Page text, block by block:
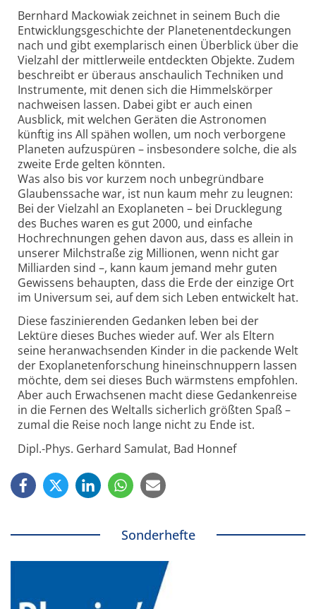
Bernhard Mackowiak zeichnet in seinem Buch die
Entwicklungsgeschichte der Planetenentdeckungen
nach und gibt exemplarisch einen Überblick über die
Vielzahl der mittlerweile entdeckten Objekte. Zudem
beschreibt er überaus anschaulich Techniken und
Instrumente, mit denen sich die Himmelskörper
nachweisen lassen. Dabei gibt er auch einen
Ausblick, mit welchen Geräten die Astronomen
künftig ins All spähen wollen, um noch verborgene
Planeten aufzuspüren – insbesondere solche, die als
zweite Erde gelten könnten.
Was also bis vor kurzem noch unbegründbare
Glaubenssache war, ist nun kaum mehr zu leugnen:
Bei der Vielzahl an Exoplaneten – bei Drucklegung
des Buches waren es gut 2000, und einfache
Hochrechnungen gehen davon aus, dass es allein in
unserer Milchstraße zig Millionen, wenn nicht gar
Milliarden sind –, kann kaum jemand mehr guten
Gewissens behaupten, dass die Erde der einzige Ort
im Universum sei, auf dem sich Leben entwickelt hat.
Diese faszinierenden Gedanken leben bei der
Lektüre dieses Buches wieder auf. Wer als Eltern
seine heranwachsenden Kinder in die packende Welt
der Exoplanetenforschung hineinschnuppern lassen
möchte, dem sei dieses Buch wärmstens empfohlen.
Aber auch Erwachsenen macht diese Gedankenreise
in die Fernen des Weltalls sicherlich größten Spaß –
zumal die Reise noch lange nicht zu Ende ist.
Dipl.-Phys. Gerhard Samulat, Bad Honnef
Sonderhefte